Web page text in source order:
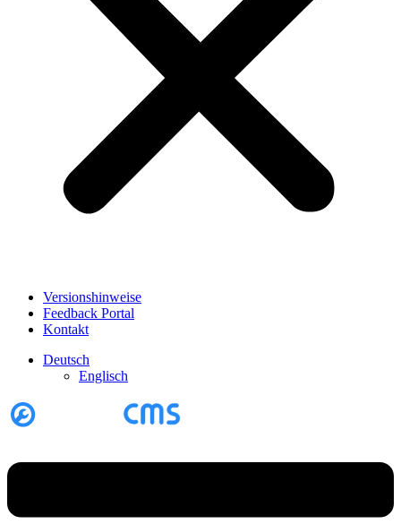
Versionshinweise
Feedback Portal
Kontakt
Deutsch
Englisch